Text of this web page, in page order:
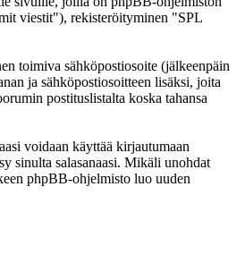
viestit"), rekisteröityminen "SPL
toimiva sähköpostiosoite (jälkeenpäin
ja sähköpostiosoitteen lisäksi, joita
postituslistalta koska tahansa
voidaan käyttää kirjautumaan
sinulta salasanaasi. Mikäli unohdat
phpBB-ohjelmisto luo uuden